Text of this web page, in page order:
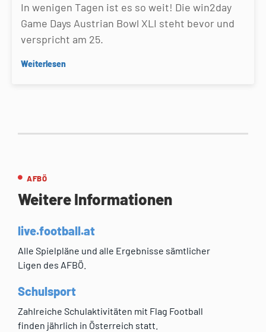
In wenigen Tagen ist es so weit! Die win2day
Game Days Austrian Bowl XLI steht bevor und
verspricht am 25.
Weiterlesen
AFBÖ
Weitere Informationen
live.football.at
Alle Spielpläne und alle Ergebnisse sämtlicher
Ligen des AFBÖ.
Schulsport
Zahlreiche Schulaktivitäten mit Flag Football
finden jährlich in Österreich statt.